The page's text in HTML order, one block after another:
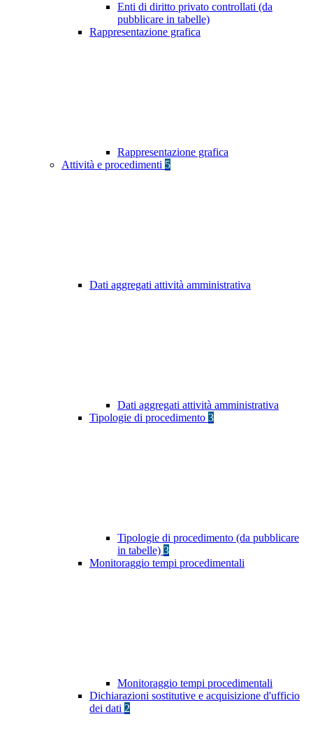
Enti di diritto privato controllati (da
pubblicare in tabelle)
Rappresentazione grafica
Rappresentazione grafica
Attività e procedimenti 5
Dati aggregati attività amministrativa
Dati aggregati attività amministrativa
Tipologie di procedimento 3
Tipologie di procedimento (da pubblicare
in tabelle) 3
Monitoraggio tempi procedimentali
Monitoraggio tempi procedimentali
Dichiarazioni sostitutive e acquisizione d'ufficio
dei dati 2